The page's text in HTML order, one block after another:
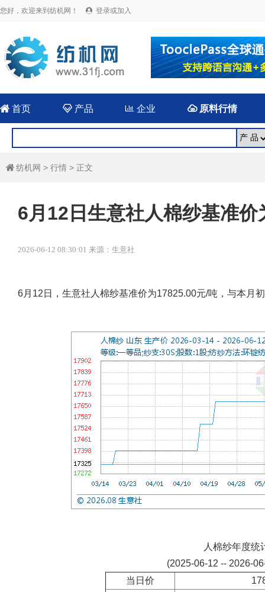
您好，欢迎来到纺机网！  登录或加入
 首页 产品  企业 原料行情
 纺机网 > 行情 > 正文
6月12日生意社人棉纱基准
2026-06-12 08:30:01 来源：生意社
6月12日，生意社人棉纱基准价为17825.00元/吨，与本月
人棉纱年度统
(2025-06-12 -- 2026-
当日价